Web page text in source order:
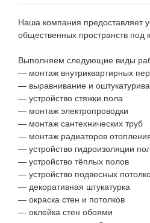
Наша компания предоставляет
общественных пространств под
Выполняем следующие виды
— монтаж внутриквартирных
— выравнивание и
— устройство стяжки пола
— монтаж электропроводки
— монтаж сантехнических труб
— монтаж радиаторов
— устройство гидроизоляции
— устройство тёплых полов
— устройство подвесных
— декоративная штукатурка
— окраска стен и потолков
— оклейка стен обоями